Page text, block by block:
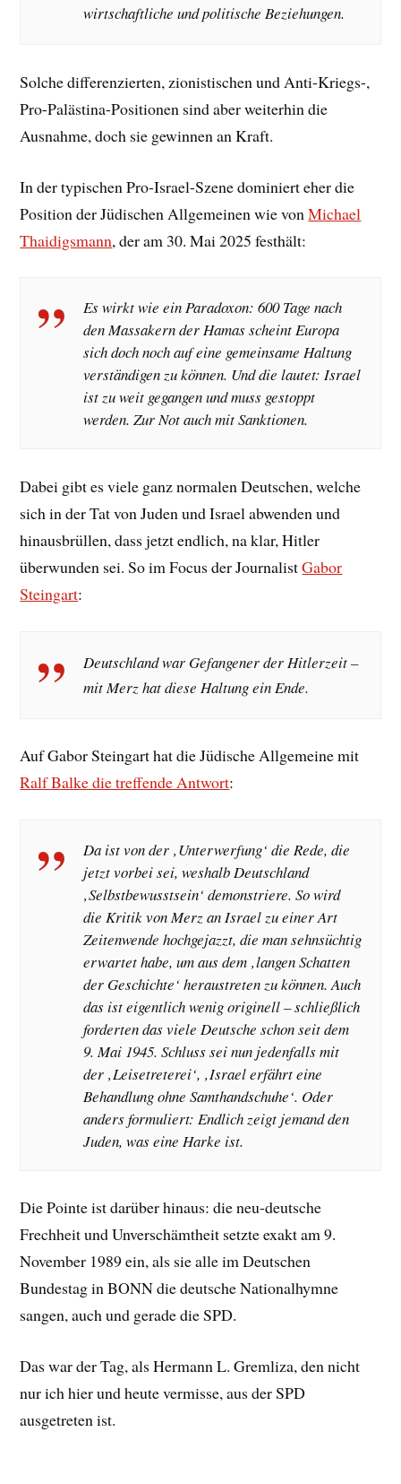
wirtschaftliche und politische Beziehungen.
Solche differenzierten, zionistischen und Anti-Kriegs-,
Pro-Palästina-Positionen sind aber weiterhin die
Ausnahme, doch sie gewinnen an Kraft.
In der typischen Pro-Israel-Szene dominiert eher die
Position der Jüdischen Allgemeinen wie vonMichael
Thaidigsmann, der am 30. Mai 2025 festhält:
Es wirkt wie ein Paradoxon: 600 Tage nach
den Massakern der Hamas scheint Europa
sich doch noch auf eine gemeinsame Haltung
verständigen zu können. Und die lautet: Israel
ist zu weit gegangen und muss gestoppt
werden. Zur Not auch mit Sanktionen.
Dabei gibt es viele ganz normalen Deutschen, welche
sich in der Tat von Juden und Israel abwenden und
hinausbrüllen, dass jetzt endlich, na klar, Hitler
überwunden sei. So im Focus der JournalistGabor
Steingart:
Deutschland war Gefangener der Hitlerzeit –
mit Merz hat diese Haltung ein Ende.
Auf Gabor Steingart hat die Jüdische Allgemeine mit
Ralf Balke die treffende Antwort:
Da ist von der ‚Unterwerfung‘ die Rede, die
jetzt vorbei sei, weshalb Deutschland
‚Selbstbewusstsein‘ demonstriere. So wird
die Kritik von Merz an Israel zu einer Art
Zeitenwende hochgejazzt, die man sehnsüchtig
erwartet habe, um aus dem ‚langen Schatten
der Geschichte‘ heraustreten zu können. Auch
das ist eigentlich wenig originell – schließlich
forderten das viele Deutsche schon seit dem
9. Mai 1945. Schluss sei nun jedenfalls mit
der ‚Leisetreterei‘, ‚Israel erfährt eine
Behandlung ohne Samthandschuhe‘. Oder
anders formuliert: Endlich zeigt jemand den
Juden, was eine Harke ist.
Die Pointe ist darüber hinaus: die neu-deutsche
Frechheit und Unverschämtheit setzte exakt am 9.
November 1989 ein, als sie alle im Deutschen
Bundestag in BONN die deutsche Nationalhymne
sangen, auch und gerade die SPD.
Das war der Tag, als Hermann L. Gremliza, den nicht
nur ich hier und heute vermisse, aus der SPD
ausgetreten ist.